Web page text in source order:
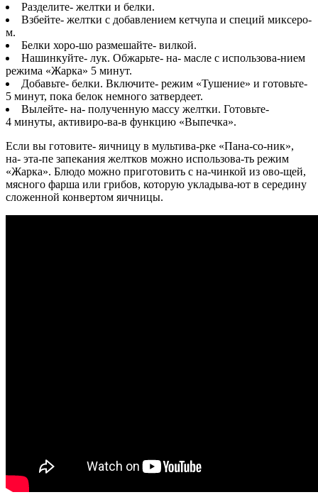
Разделите- желтки и белки.
Взбейте- желтки с добавлением кетчупа и специй миксеро-
м.
Белки хоро-шо размешайте- вилкой.
Нашинкуйте- лук. Обжарьте- на- масле с использова-нием
режима «Жарка» 5 минут.
Добавьте- белки. Включите- режим «Тушение» и готовьте-
5 минут, пока белок немного затвердеет.
Вылейте- на- полученную массу желтки. Готовьте-
4 минуты, активиро-ва-в функцию «Выпечка».
Если вы готовите- яичницу в мультива-рке «Пана-со-ник»,
на- эта-пе запекания желтков можно использова-ть режим
«Жарка». Блюдо можно приготовить с на-чинкой из ово-щей,
мясного фарша или грибов, которую укладыва-ют в середину
сложенной конвертом яичницы.